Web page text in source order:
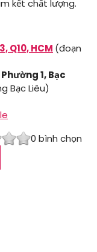
kết chất lượng.
Q10, HCM (đoạn
1, Bạc
Bạc Liêu)
0 bình chọn